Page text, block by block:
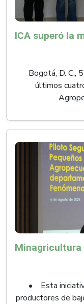
Bogotá, D. C.,
últimos
• Esta
productores de